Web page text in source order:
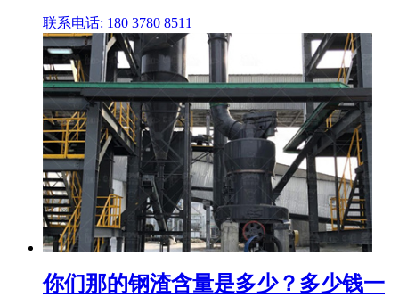
联系电话: 180 3780 8511
你们那的钢渣含量是多少？多少钱一